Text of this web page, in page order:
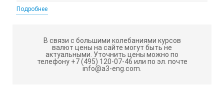
протектором, что исключает выскальзывание
инструмента из рук. Кнопка фиксации измерительного
изделия, которая предназначена для крепления
рулетки на карман или ремень, являются необходимыми
аксессуарами рулетки BMI twoCOMP 3M.
Лента изготовлена из закаленной высокоуглеродистой
Подробнее
В связи с большими колебаниями курсов
валют цены на сайте могут быть не
актуальными. Уточнить цены можно по
телефону +7 (495) 120-07-46 или по эл. почте
info@a3-eng.com.